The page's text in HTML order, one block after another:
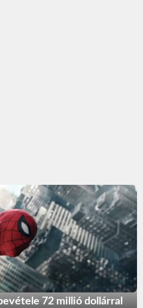
72 millió dollárral